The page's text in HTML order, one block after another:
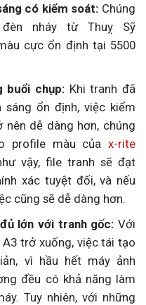
có kiểm soát: Chúng
nháy từ Thuỵ Sỹ
cực ổn định tại 5500
buổi chụp:Khi tranh đã
ổn định, việc kiểm
dễ dàng hơn, chúng
profile màu của x-rite
vậy, file tranh sẽ đạt
xác tuyệt đối, và nếu
cũng sẽ dễ dàng hơn.
lớn với tranh gốc: Với
trở xuống, việc tái tạo
vì hầu hết máy ảnh
đều có khả năng làm
Tuy nhiên, với những